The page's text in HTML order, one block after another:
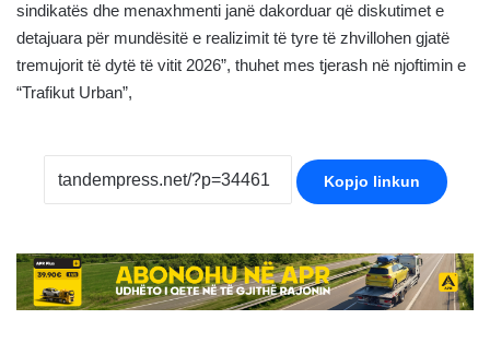
sindikatës dhe menaxhmenti janë dakorduar që diskutimet e
detajuara për mundësitë e realizimit të tyre të zhvillohen gjatë
tremujorit të dytë të vitit 2026”, thuhet mes tjerash në njoftimin e
“Trafikut Urban”,
Kopjo linkun